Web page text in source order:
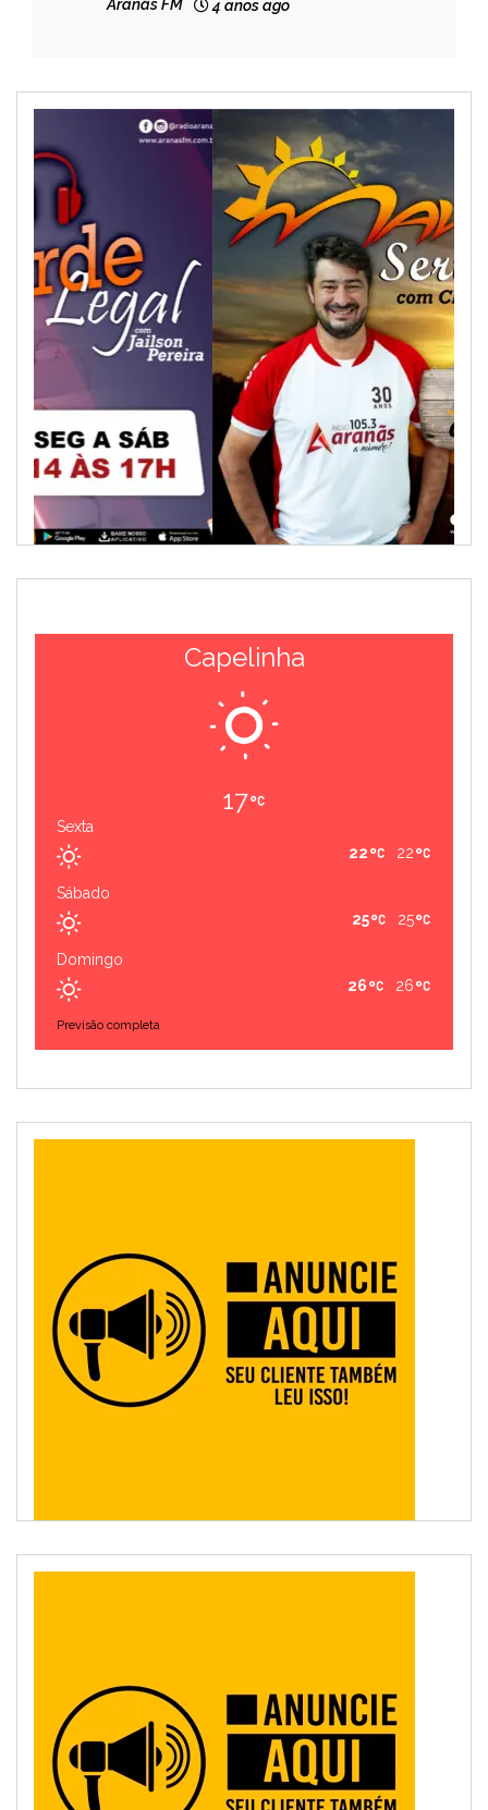
Aranãs FM 4 anos ago
Capelinha
17
Sexta
22
22
Sábado
25
25
Domingo
26
26
Previsão completa